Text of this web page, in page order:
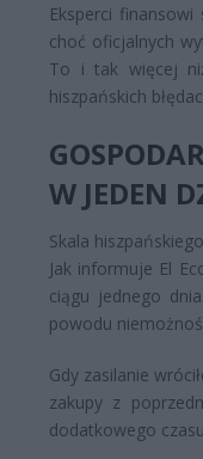
Eksperci
choć oficjalnych
To i tak więcej
hiszpańskich
W JEDEN
Skala
Jak informuje El
ciągu jednego
powodu
Gdy zasilanie
zakupy z
dodatkowego